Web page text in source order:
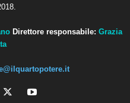
Direttore responsabile: Grazia